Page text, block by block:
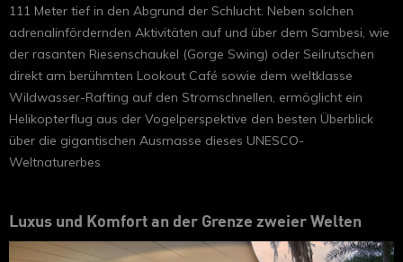
111 Meter tief in den Abgrund der Schlucht. Neben solchen
adrenalinfördernden Aktivitäten auf und über dem Sambesi, wie
der rasanten Riesenschaukel (Gorge Swing) oder Seilrutschen
direkt am berühmten Lookout Café sowie dem weltklasse
Wildwasser-Rafting auf den Stromschnellen, ermöglicht ein
Helikopterflug aus der Vogelperspektive den besten Überblick
über die gigantischen Ausmasse dieses UNESCO-
Weltnaturerbes
Luxus und Komfort an der Grenze zweier Welten